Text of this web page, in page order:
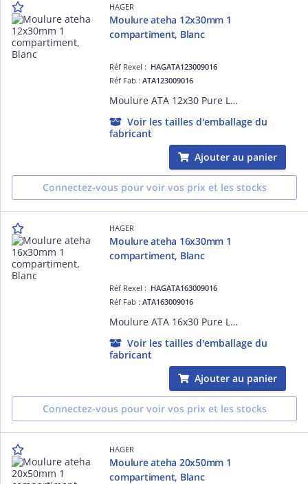
HAGER
Moulure ateha 12x30mm 1
compartiment, Blanc
Réf Rexel : HAGATA123009016
Réf Fab :ATA123009016
Moulure ATA 12x30 Pure L=2,10m
Voir les tailles d'emballage du
fabricant
Ajouter au panier
Connectez-vous pour voir vos prix et les stocks
HAGER
Moulure ateha 16x30mm 1
compartiment, Blanc
Réf Rexel : HAGATA163009016
Réf Fab :ATA163009016
Moulure ATA 16x30 Pure L=2,10m
Voir les tailles d'emballage du
fabricant
Ajouter au panier
Connectez-vous pour voir vos prix et les stocks
HAGER
Moulure ateha 20x50mm 1
compartiment, Blanc